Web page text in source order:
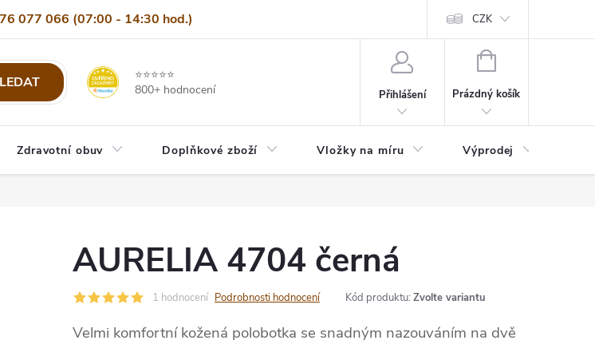
077 066 (07:00 - 14:30 hod.)
info@eshop-vvdesign.cz
Naši odběratelé Doprava a platba Vrácení, výměna nebo
CZK
⭐⭐⭐⭐⭐
800+ hodnocení
Přihlášení
NÁKUPNÍ
Prázdný košík
Zdravotní obuv Doplňkové zboží Vložky na míru Výprodej
AURELIA 4704 černá
1 hodnocení Podrobnosti hodnocení Kód produktu: Zvolte variantu
Velmi komfortní kožená polobotka se snadným nazouváním na dvě